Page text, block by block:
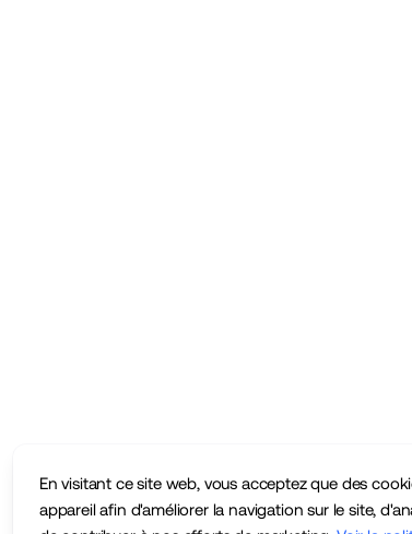
En visitant ce site web, vous acceptez que des
appareil afin d'améliorer la navigation sur le site,